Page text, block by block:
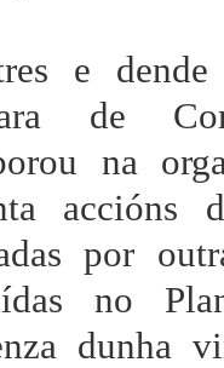
e
de
na
accións
por
no
dunha